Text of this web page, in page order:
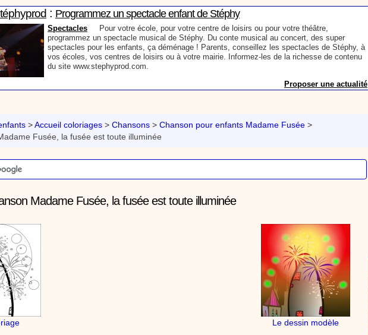
: Programmez un spectacle enfant de Stéphy
Spectacles Pour votre école, pour votre centre de loisirs ou pour votre théâtre,
programmez un spectacle musical de Stéphy. Du conte musical au concert, des super
spectacles pour les enfants, ça déménage ! Parents, conseillez les spectacles de Stéphy, à
vos écoles, vos centres de loisirs ou à votre mairie. Informez-les de la richesse de contenu
du site www.stephyprod.com.
Proposer une actualité
histoires à vos enfants, pour les fêtes d’anniversaires, ou pour toute autre animation.
Laissez-vous emporter par la magie des contes, des expressions et des mots pour un
voyage dans l’imaginaire en compagnie de Stéphy.
:Chanson La brosse à dents, dessin animé musical
Dessins animés créationsPour ne pas oublier de se brosser les dents après le repas, voici une
animation pour les jeunes enfants de la célèbre chanson de Stéphy, La Brosse à dents.
chante la brosse. De la musique en image pour apprendre facilement la chanson. Une animation de la
chanson pour enfants La Brosse à dents
Proposer une vidéo
Stéphy, conteur vous donne quelques trucs, quelques astuces pour mieux
raconter des histoires aux enfants. N’oubliez pas l’histoire du soir ! Si vous êtes parents,
vous devez chaque soir raconter une petite histoire à votre enfant, c’est un rituel très
important favorable à un bon sommeil, évitez les histoires d’horreur bien entendu. Si vous
êtes bibliothécaire ou enseignant, ces conseils précieux vous aideront à devenir un meilleur
>Accueil coloriages > Chansons > Chanson pour enfants Madame Fusée >
Fusée, la fusée est toute illuminée
Madame Fusée, la fusée est toute illuminée
Le dessin modèle